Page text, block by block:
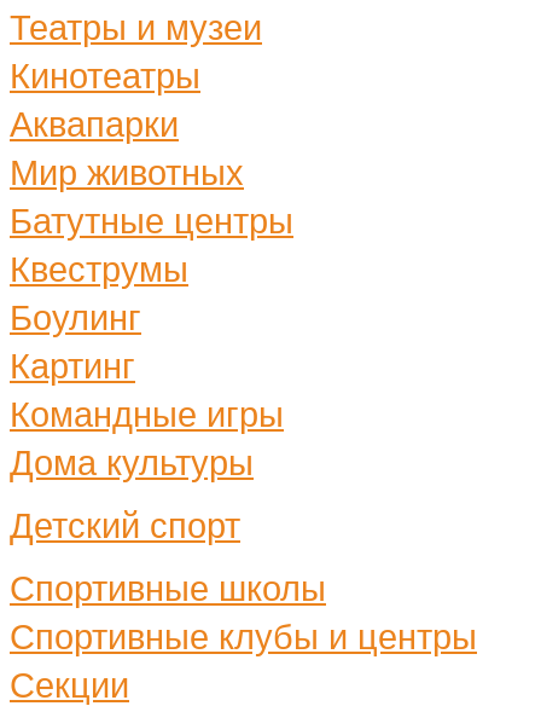
Театры и музеи
Кинотеатры
Аквапарки
Мир животных
Батутные центры
Квеструмы
Боулинг
Картинг
Командные игры
Дома культуры
Детский спорт
Спортивные школы
Спортивные клубы и центры
Секции